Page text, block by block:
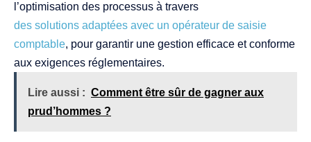
l’optimisation des processus à travers
des solutions adaptées avec un opérateur de saisie
comptable, pour garantir une gestion efficace et conforme
aux exigences réglementaires.
Lire aussi : Comment être sûr de gagner aux
prud’hommes ?